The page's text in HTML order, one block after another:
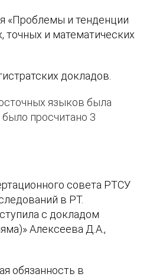
«Проблемы и тенденции
точных и математических
докладов.
языков была
просчитано 3
совета РТСУ
в РТ.
с докладом
Алексеева Д.А.,
обязанность в